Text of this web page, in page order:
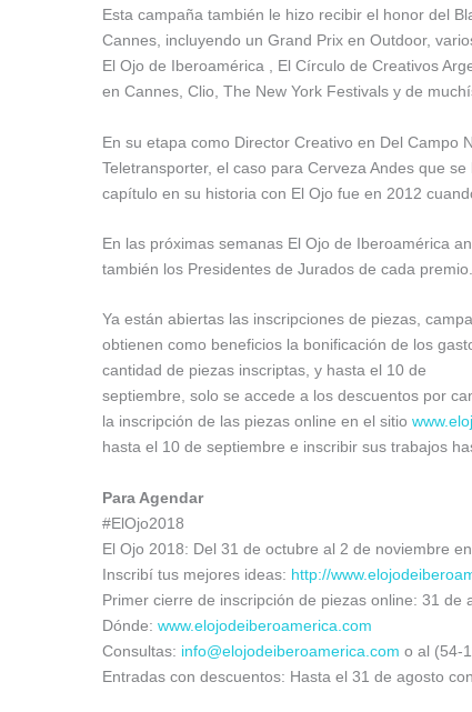
Esta campaña también le hizo recibir el honor del
Cannes, incluyendo un Grand Prix en Outdoor,
El Ojo de Iberoamérica , El Círculo de Creativos
en Cannes, Clio, The New York Festivals y de
En su etapa como Director Creativo en Del Campo
Teletransporter, el caso para Cerveza Andes que
capítulo en su historia con El Ojo fue en 2012
En las próximas semanas El Ojo de Iberoamérica
también los Presidentes de Jurados de cada premio.
Ya están abiertas las inscripciones de piezas,
obtienen como bene­ficios la bonifi­cación de los
cantidad de piezas inscriptas, y hasta el 10 de
septiembre, solo se accede a los descuentos por
la inscripción de las piezas online en el sitio
hasta el 10 de septiembre e inscribir sus trabajos
Para Agendar
#ElOjo2018
El Ojo 2018: Del 31 de octubre al 2 de noviembre
Inscribí tus mejores ideas: http://
Primer cierre de inscripción de piezas online: 31 de
Dónde: www.elojodeiberoamerica.com
Consultas: info@elojodeiberoamerica.com o al (54-
Entradas con descuentos: Hasta el 31 de agosto